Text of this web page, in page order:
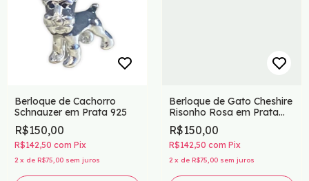
Berloque de Cachorro
Schnauzer em Prata 925
R$150,00
R$142,50 com Pix
2 x de R$75,00 sem juros
Berloque de Gato Cheshire
Risonho Rosa em Prata
925
R$150,00
R$142,50 com Pix
2 x de R$75,00 sem juros